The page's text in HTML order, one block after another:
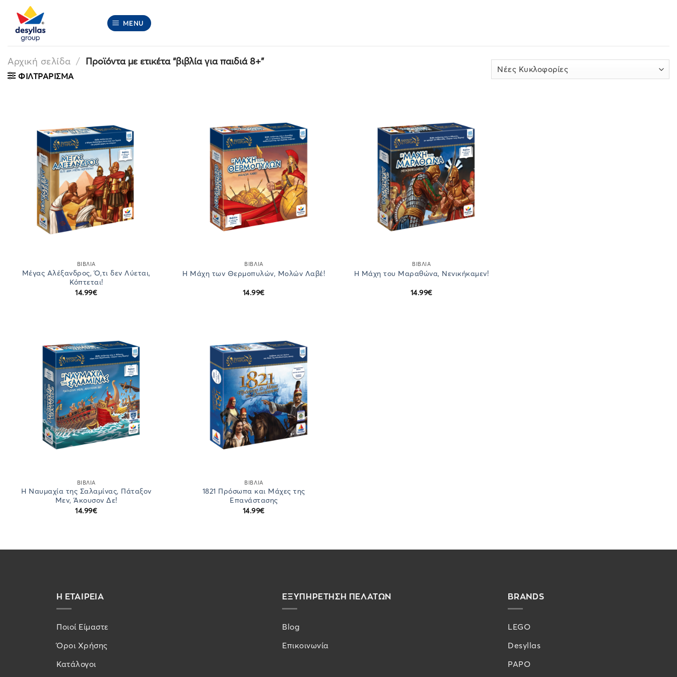
Μετάβαση
περιεχόμενο
MENU
Αρχική σελίδα / Προϊόντα με ετικέτα “βιβλία για παιδιά 8+”
ΦΙΛΤΡΆΡΙΣΜΑ
ΒΙΒΛΙΑ
Μέγας Αλέξανδρος, Ό,τι δεν Λύεται,
Κόπτεται!
14.99€
ΒΙΒΛΙΑ
Η Μάχη των Θερμοπυλών, Μολών Λαβέ!
14.99€
ΒΙΒΛΙΑ
Η Μάχη του Μαραθώνα, Νενικήκαμεν!
14.99€
ΒΙΒΛΙΑ
Η Ναυμαχία της Σαλαμίνας, Πάταξον
Μεν, Άκουσον Δε!
14.99€
ΒΙΒΛΙΑ
1821 Πρόσωπα και Μάχες της
Επανάστασης
14.99€
Η ΕΤΑΙΡΕΙΑ
Ποιοί Είμαστε
Όροι Χρήσης
Κατάλογοι
ΕΞΥΠΗΡΕΤΗΣΗ ΠΕΛΑΤΩΝ
Blog
Επικοινωνία
BRANDS
LEGO
Desyllas
PAPO